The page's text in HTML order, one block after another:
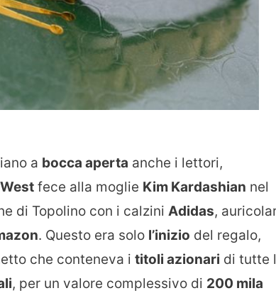
a bocca aperta anche i lettori,
fece alla moglie Kim Kardashian nel
di Topolino con i calzini Adidas,
. Questo era solo l’inizio del regalo,
che conteneva i titoli azionari di tutte
, per un valore complessivo di 200 mila